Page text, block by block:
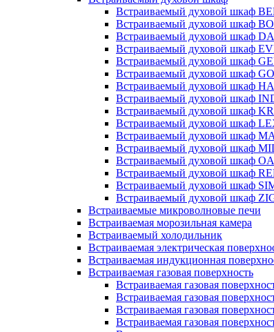
Встраиваемый духовой шкаф
Встраиваемый духовой шкаф
Встраиваемый духовой шкаф
Встраиваемый духовой шкаф
Встраиваемый духовой шкаф
Встраиваемый духовой шкаф
Встраиваемый духовой шкаф
Встраиваемый духовой шкаф
Встраиваемый духовой шкаф
Встраиваемый духовой шкаф
Встраиваемый духовой шкаф
Встраиваемый духовой шкаф
Встраиваемый духовой шкаф
Встраиваемый духовой шкаф
Встраиваемый духовой шкаф
Встраиваемый духовой шкаф
Встраиваемые микроволновые печи
Встраиваемая морозильная камера
Встраиваемый холодильник
Встраиваемая электрическая
Встраиваемая индукционная
Встраиваемая газовая поверхность
Встраиваемая газовая
Встраиваемая газовая
Встраиваемая газовая
Встраиваемая газовая